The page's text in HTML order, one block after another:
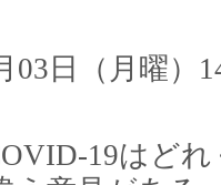
03日（月曜）
19はど